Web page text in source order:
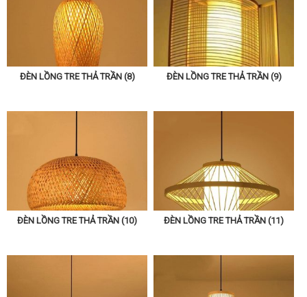
ĐÈN LỒNG TRE THẢ TRẦN (8) ĐÈN LỒNG TRE THẢ TRẦN (9)
ĐÈN LỒNG TRE THẢ TRẦN (10) ĐÈN LỒNG TRE THẢ TRẦN (11)